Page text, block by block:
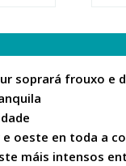
soprará frouxo e
oeste en toda a
máis intensos